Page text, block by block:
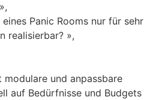
Panic Rooms nur für sehr
realisierbar? »,
und anpassbare
auf Bedürfnisse und Budgets